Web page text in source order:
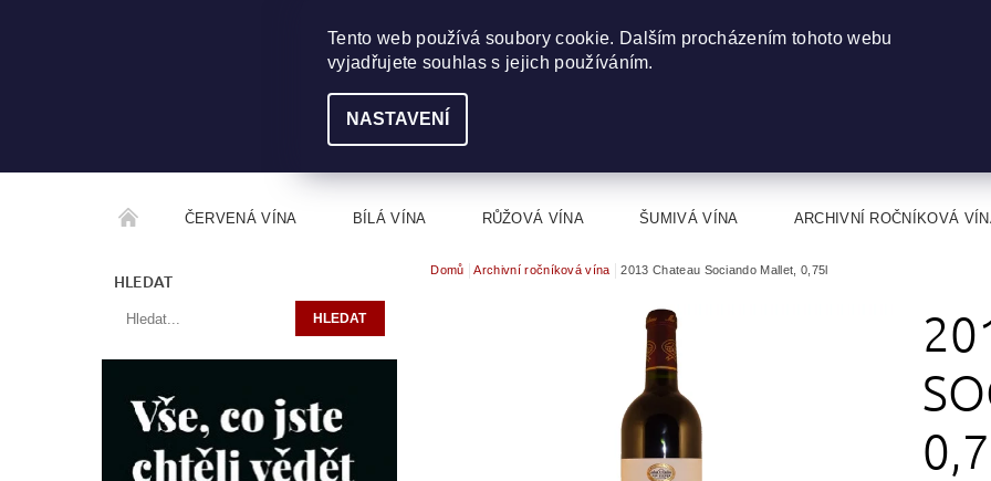
ČERVENÁ VÍNA BÍLÁ VÍNA RŮŽOVÁ VÍNA ŠUMIVÁ VÍNA ARCHIVNÍ ROČNÍKOVÁ
ROČNÍKOVÝ ALKOHOL ROZCESTNÍK VÍN
HLEDAT
Domů Archivní ročníková vína 2013 Chateau Sociando Mallet, 0,75l
Tento web používá soubory cookie. Dalším procházením tohoto webu
vyjadřujete souhlas s jejich používáním.
NASTAVENÍ